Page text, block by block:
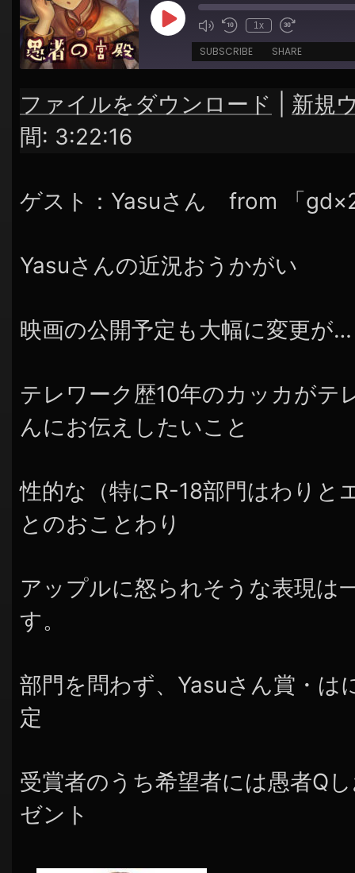
Play
Episode
1x
SUBSCRIBE SHARE
RSS FEED
SHARE
LINK
ファイルをダウンロード
新規
間: 3:22:16
ゲスト：Yasuさん from 「
Yasuさんの近況おうかがい
映画の公開予定も大幅に変更が…
テレワーク歴10年のカッカがテ
んにお伝えしたいこと
性的な（特にR-18部門はわりと
とのおことわり
アップルに怒られそうな表現は
す。
部門を問わず、Yasuさん賞・は
定
受賞者のうち希望者には愚者Q
ゼント